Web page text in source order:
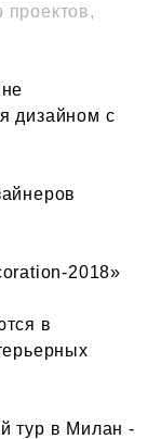
проектов,
дизайном с
2018»
в
тур в Милан -